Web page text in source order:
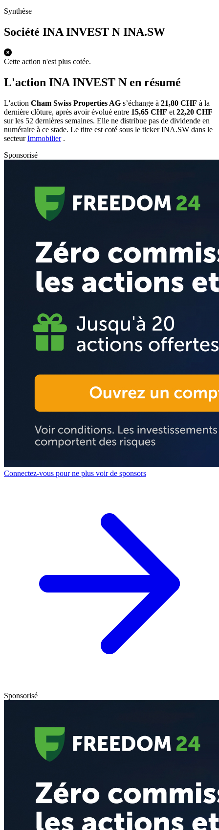
Synthèse
Société INA INVEST N INA.SW
Cette action n'est plus cotée.
L'action INA INVEST N en résumé
L'action Cham Swiss Properties AG s’échange à 21,80 CHF à la
dernière clôture, après avoir évolué entre 15,65 CHF et 22,20 CHF
sur les 52 dernières semaines. Elle ne distribue pas de dividende en
numéraire à ce stade. Le titre est coté sous le tickerINA.SW dans le
secteurImmobilier.
Sponsorisé
Connectez-vous pour ne plus voir de sponsors
Sponsorisé